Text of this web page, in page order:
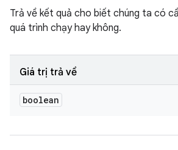
Trả về kết quả cho biết chúng ta có
quá trình chạy hay không.
Giá trị trả về
boolean